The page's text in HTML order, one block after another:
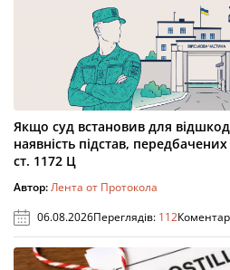
Якщо суд встановив для
наявність підстав,
ст. 1172 Ц
Автор:Лента от Протокола
06.08.2026Переглядів: 112